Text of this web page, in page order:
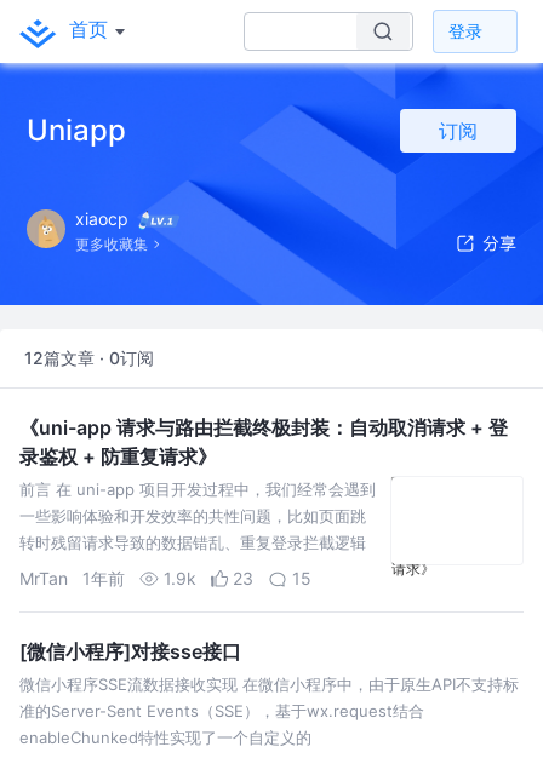
首页 登录
Uniapp 订阅
xiaocp
更多收藏集
12篇文章 · 0订阅
《uni-app 请求与路由拦截终极封装：自动取消请求 + 登
录鉴权 + 防重复请求》
前言 在 uni-app 项目开发过程中，我们经常会遇到
一些影响体验和开发效率的共性问题，比如页面跳
转时残留请求导致的数据错乱、重复登录拦截逻辑
分散、重复请求浪费资源等。这些问题如果处理不
MrTan 1年前 1.9k 23 15
[微信小程序]对接sse接口
微信小程序SSE流数据接收实现 在微信小程序中，由于原生API不支持标
准的Server-Sent Events（SSE），基于wx.request结合
enableChunked特性实现了一个自定义的